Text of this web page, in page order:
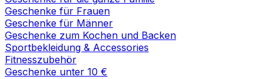
Geschenke für Frauen
Geschenke für Männer
Geschenke zum Kochen und Backen
Sportbekleidung & Accessories
Fitnesszubehör
Geschenke unter 10 €